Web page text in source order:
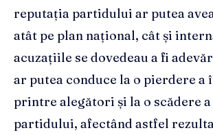
reputația partidului ar putea
atât pe plan național, cât și
acuzațiile se dovedeau a fi
ar putea conduce la o pierdere
printre alegători și la o scădere
partidului, afectând astfel